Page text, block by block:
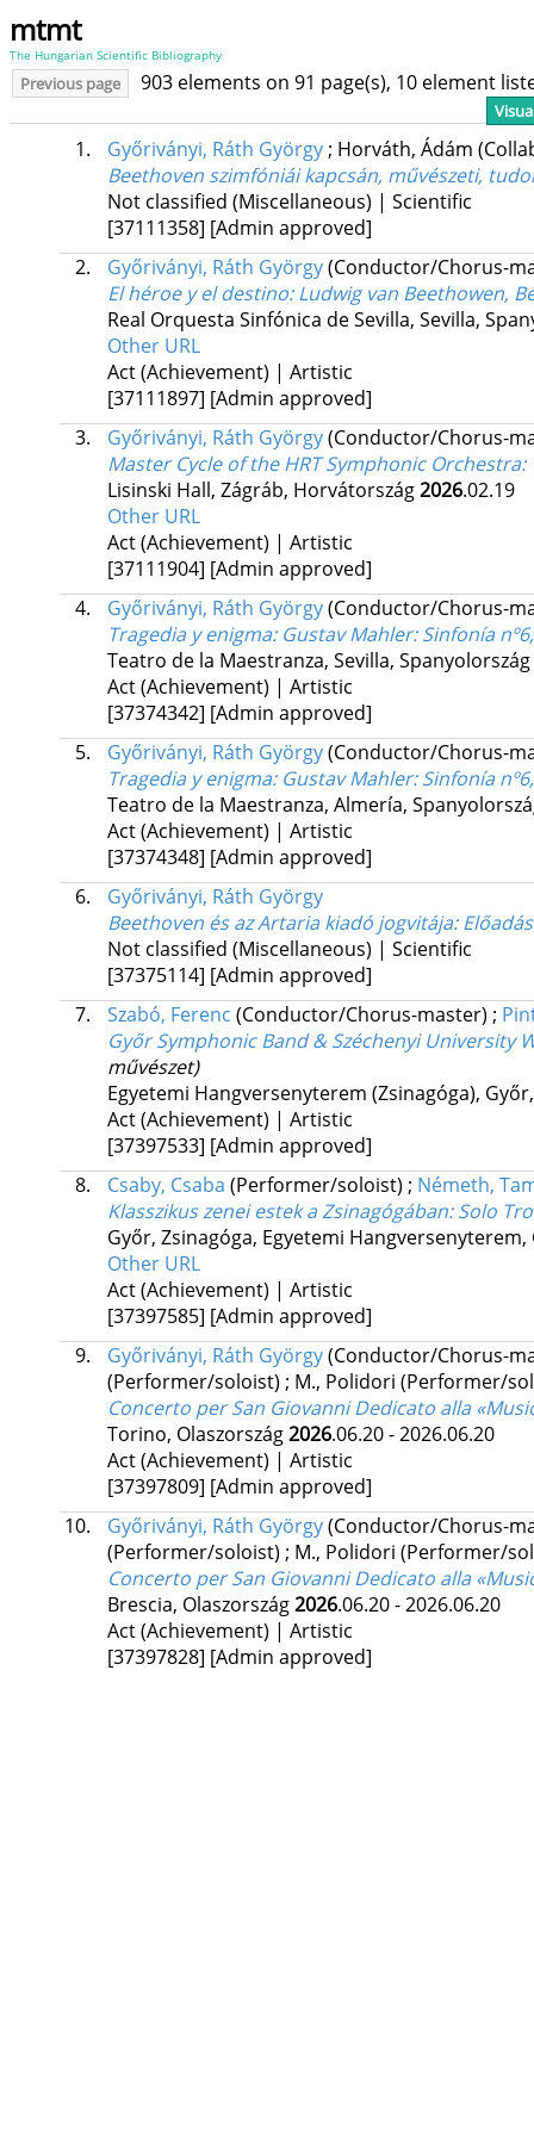
mtmt
The Hungarian Scientific Bibliography
Previous page 903 elements on 91 page(s), 10 element
1. Győriványi, Ráth György; Horváth, Ádám
Beethoven szimfóniái kapcsán, művészeti,
Not classified (Miscellaneous) | Scientific
[37111358] [Admin approved]
2.
Győriványi, Ráth György(Conductor/Chorus-
El héroe y el destino: Ludwig van Beethowen,
Real Orquesta Sinfónica de Sevilla, Sevilla,
Other URL
Act (Achievement) | Artistic
[37111897] [Admin approved]
3.
Győriványi, Ráth György(Conductor/Chorus-
Master Cycle of the HRT Symphonic Orchestra:
Lisinski Hall, Zágráb, Horvátország2026.02.19
Other URL
Act (Achievement) | Artistic
[37111904] [Admin approved]
4.
Győriványi, Ráth György(Conductor/Chorus-
Tragedia y enigma: Gustav Mahler: Sinfonía
Teatro de la Maestranza, Sevilla, Spanyolország
Act (Achievement) | Artistic
[37374342] [Admin approved]
5.
Győriványi, Ráth György(Conductor/Chorus-
Tragedia y enigma: Gustav Mahler: Sinfonía
Teatro de la Maestranza, Almería,
Act (Achievement) | Artistic
[37374348] [Admin approved]
6.
Győriványi, Ráth György
Beethoven és az Artaria kiadó jogvitája: Előadás
Not classified (Miscellaneous) | Scientific
[37375114] [Admin approved]
7.
Szabó, Ferenc (Conductor/Chorus-master) ;
Győr Symphonic Band & Széchenyi University
művészet)
Egyetemi Hangversenyterem (Zsinagóga),
Act (Achievement) | Artistic
[37397533] [Admin approved]
8.
Csaby, Csaba (Performer/soloist) ; Németh,
Klasszikus zenei estek a Zsinagógában: Solo
Győr, Zsinagóga, Egyetemi
Other URL
Act (Achievement) | Artistic
[37397585] [Admin approved]
9.
Győriványi, Ráth György(Conductor/Chorus-
(Performer/soloist) ; M., Polidori (Performer/
Concerto per San Giovanni Dedicato alla
Torino, Olaszország2026.06.20 - 2026.06.20
Act (Achievement) | Artistic
[37397809] [Admin approved]
10.
Győriványi, Ráth György(Conductor/Chorus-
(Performer/soloist) ; M., Polidori (Performer/
Concerto per San Giovanni Dedicato alla
Brescia, Olaszország2026.06.20 - 2026.06.20
Act (Achievement) | Artistic
[37397828] [Admin approved]